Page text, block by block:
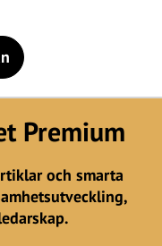
Premium
och smarta